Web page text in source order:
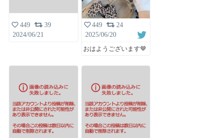
449
39
2024/06/21
449
24
2025/06/20
おはようございます🤎